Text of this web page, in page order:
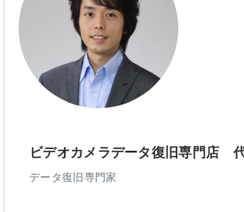
ビデオカメラデータ復旧専門店
データ復旧専門家